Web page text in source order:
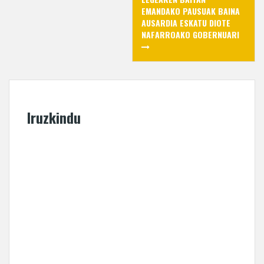
EMANDAKO PAUSUAK BAINA
AUSARDIA ESKATU DIOTE
NAFARROAKO GOBERNUARI
Iruzkindu